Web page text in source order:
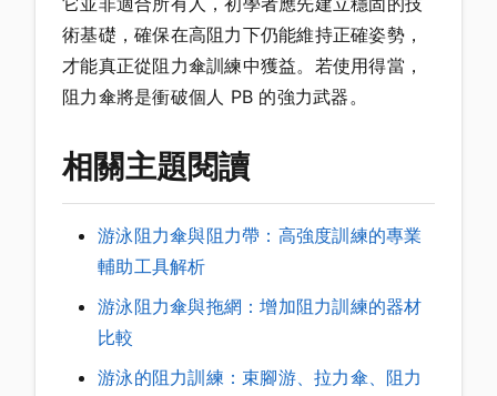
術基礎，確保在高阻力下仍能維持正確姿勢，
才能真正從阻力傘訓練中獲益。若使用得當，
阻力傘將是衝破個人 PB 的強力武器。
相關主題閱讀
游泳阻力傘與阻力帶：高強度訓練的專業
輔助工具解析
游泳阻力傘與拖網：增加阻力訓練的器材
比較
游泳的阻力訓練：束腳游、拉力傘、阻力